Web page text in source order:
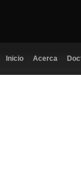
Inicio Acerca